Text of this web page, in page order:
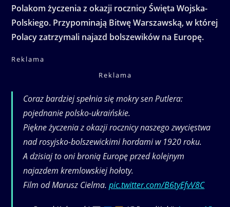
Polakom życzenia z okazji rocznicy Święta Wojska-
Polskiego. Przypominają Bitwę Warszawską, w której
Polacy zatrzymali najazd bolszewików na Europę.
Reklama
Reklama
Coraz bardziej spełnia się mokry sen Putlera:
pojednanie polsko-ukraińskie.
Piękne życzenia z okazji rocznicy naszego zwycięstwa
nad rosyjsko-bolszewickimi hordami w 1920 roku.
A dzisiaj to oni bronią Europę przed kolejnym
najazdem kremlowskiej hołoty.
Film od Marusz Cielma.pic.twitter.com/B6tyEfvV8C